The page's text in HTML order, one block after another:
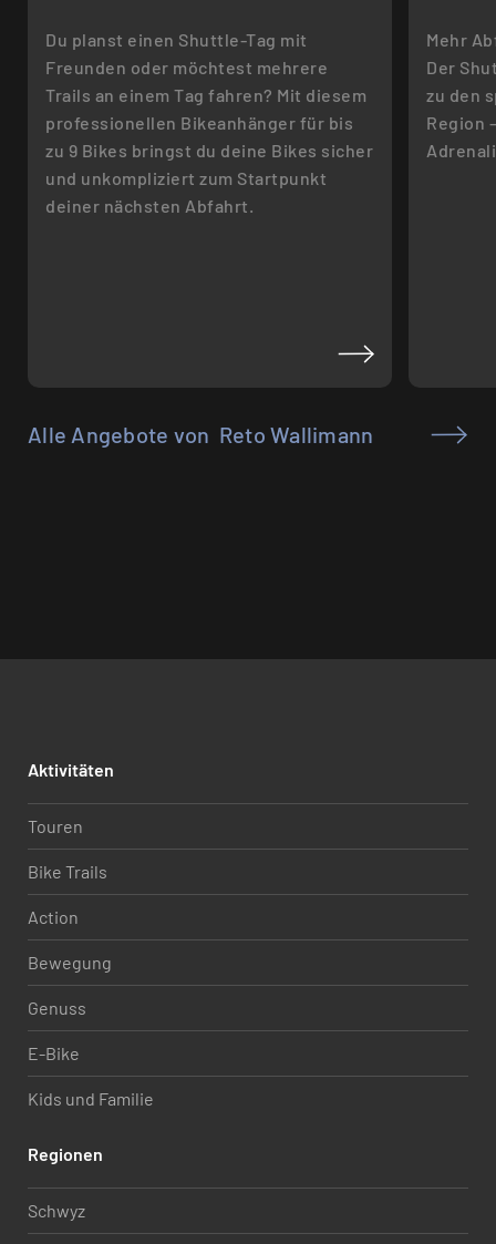
Du planst einen Shuttle-Tag mit
Freunden oder möchtest mehrere
Trails an einem Tag fahren? Mit diesem
professionellen Bikeanhänger für bis
zu 9 Bikes bringst du deine Bikes sicher
und unkompliziert zum Startpunkt
deiner nächsten Abfahrt.
Mehr
Der
zu den
Region
Alle Angebote von Reto Wallimann
Aktivitäten
Touren
Bike Trails
Action
Bewegung
Genuss
E-Bike
Kids und Familie
Regionen
Schwyz